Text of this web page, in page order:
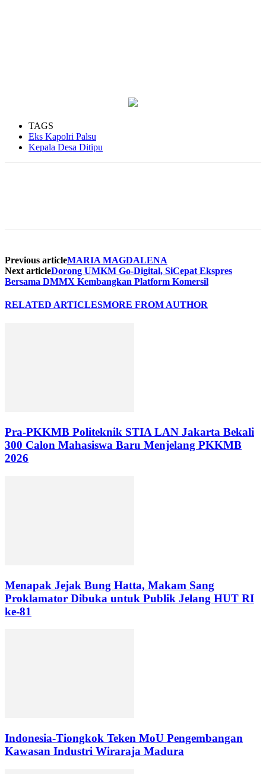
TAGS
Eks Kapolri Palsu
Kepala Desa Ditipu
Previous articleMARIA MAGDALENA
Next articleDorong UMKM Go-Digital, SiCepat Ekspres
Bersama DMMX Kembangkan Platform Komersil
RELATED ARTICLESMORE FROM AUTHOR
Pra-PKKMB Politeknik STIA LAN Jakarta Bekali
300 Calon Mahasiswa Baru Menjelang PKKMB
2026
Menapak Jejak Bung Hatta, Makam Sang
Proklamator Dibuka untuk Publik Jelang HUT RI
ke-81
Indonesia-Tiongkok Teken MoU Pengembangan
Kawasan Industri Wiraraja Madura